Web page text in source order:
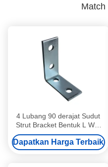
Match
4 Lubang 90 derajat Sudut
Strut Bracket Bentuk L Wall
Mount Galvanized 6mm
Dapatkan Harga Terbaik